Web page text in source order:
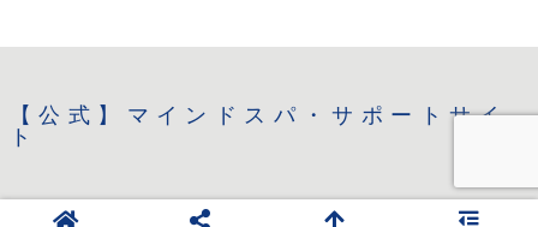
【公式】マインドスパ・サポートサイ
ト
© 2015-2026 【公式】マインドスパ・サポートサイト.